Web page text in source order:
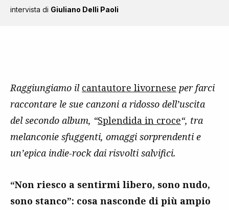
intervista di Giuliano Delli Paoli
Raggiungiamo il cantautore livornese per farci
raccontare le sue canzoni a ridosso dell’uscita
del secondo album, “Splendida in croce“, tra
melanconie sfuggenti, omaggi sorprendenti e
un’epica indie-rock dai risvolti salvifici.
“Non riesco a sentirmi libero, sono nudo,
sono stanco”: cosa nasconde di più ampio